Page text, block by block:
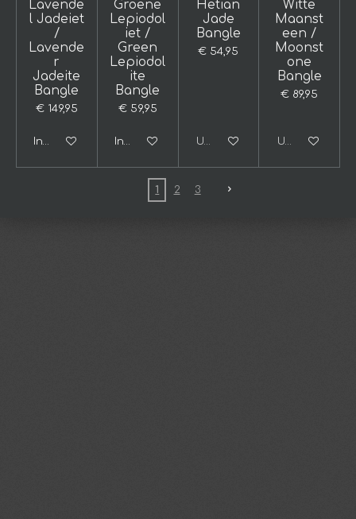
Lavende
l Jadeiet
/
Lavende
r
Jadeite
Bangle
€ 149,95
In winkelwagen
Groene
Lepiodol
iet /
Green
Lepiodol
ite
Bangle
€ 59,95
In winkelwagen
Hetian
Jade
Bangle
€ 54,95
Uitverkocht
Witte
Maanst
een /
Moonst
one
Bangle
€ 89,95
Uitverkocht
1 2 3